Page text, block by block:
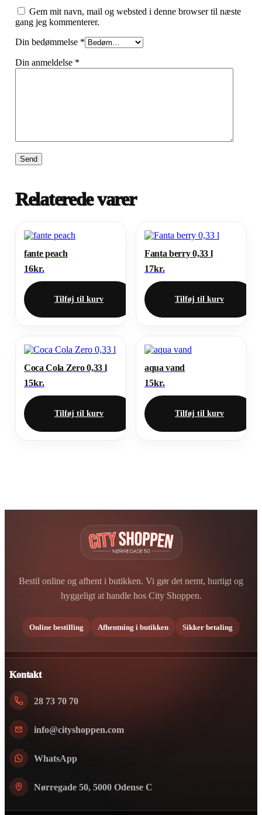
Gem mit navn, mail og websted i denne browser til næste
gang jeg kommenterer.
Din bedømmelse *
Din anmeldelse *
Relaterede varer
fante peach
16kr.
Tilføj til kurv
Fanta berry 0,33 l
17kr.
Tilføj til kurv
Coca Cola Zero 0,33 l
15kr.
Tilføj til kurv
aqua vand
15kr.
Tilføj til kurv
Bestil online og afhent i butikken. Vi gør det nemt, hurtigt og
hyggeligt at handle hos City Shoppen.
Online bestilling Afhentning i butikken Sikker betaling
Kontakt
28 73 70 70
info@cityshoppen.com
WhatsApp
Nørregade 50, 5000 Odense C